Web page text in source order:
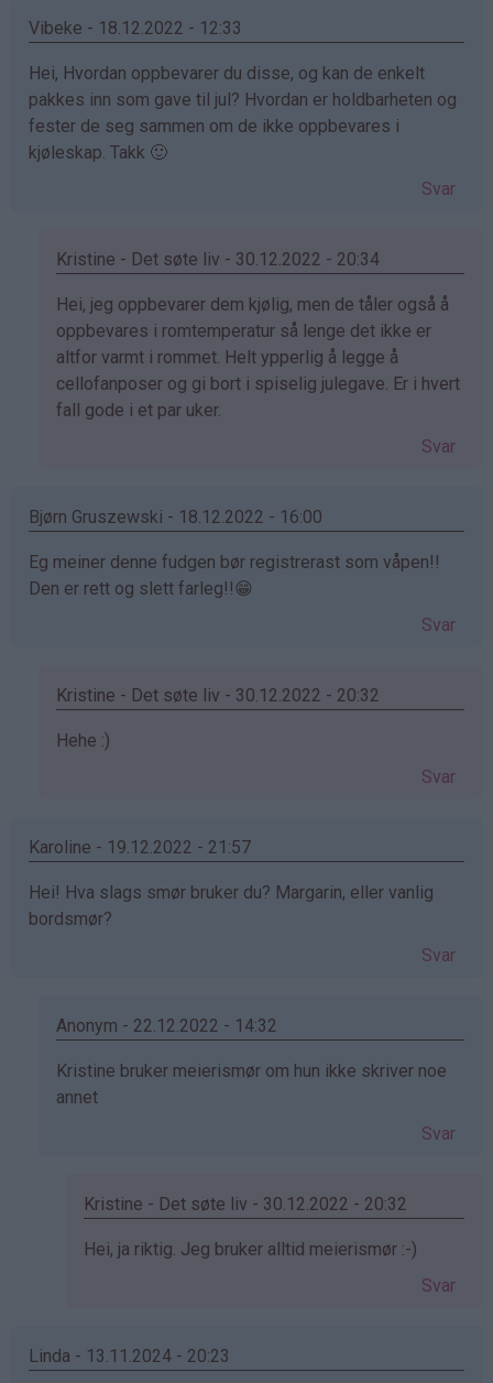
Vibeke - 18.12.2022 - 12:33
Hei, Hvordan oppbevarer du disse, og kan de enkelt
pakkes inn som gave til jul? Hvordan er holdbarheten og
fester de seg sammen om de ikke oppbevares i
kjøleskap. Takk 🙂
Svar
Kristine - Det søte liv - 30.12.2022 - 20:34
Som
svar
på
av
Vibeke
Hei, jeg oppbevarer dem kjølig, men de tåler også å
oppbevares i romtemperatur så lenge det ikke er
altfor varmt i rommet. Helt ypperlig å legge å
cellofanposer og gi bort i spiselig julegave. Er i hvert
fall gode i et par uker.
Svar
Bjørn Gruszewski - 18.12.2022 - 16:00
Eg meiner denne fudgen bør registrerast som våpen!!
Den er rett og slett farleg!!😁
Svar
Kristine - Det søte liv - 30.12.2022 - 20:32
Som
Bjørn
(ikke
bekreftet)
Hehe :)
Svar
Karoline - 19.12.2022 - 21:57
Hei! Hva slags smør bruker du? Margarin, eller vanlig
bordsmør?
Svar
Anonym - 22.12.2022 - 14:32
Som
svar
(ikke
Kristine bruker meierismør om hun ikke skriver noe
annet
Svar
Kristine - Det søte liv - 30.12.2022 - 20:32
Som
Anonym
Hei, ja riktig. Jeg bruker alltid meierismør :-)
Svar
Linda - 13.11.2024 - 20:23